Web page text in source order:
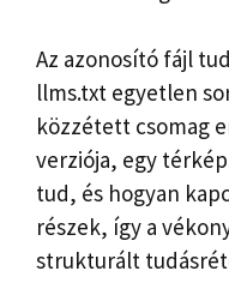
Az azonosító fájl
llms.txt egyetlen
közzétett csomag
verziója, egy
tud, és hogyan
részek, így a
strukturált